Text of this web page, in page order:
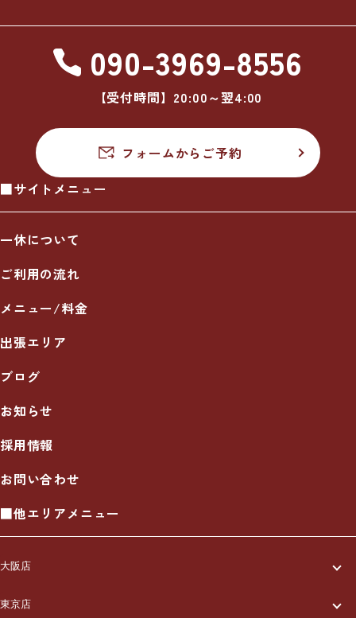
090-3969-8556
【受付時間】20:00～翌4:00
フォームからご予約
■サイトメニュー
一休について
ご利用の流れ
メニュー/料金
出張エリア
ブログ
お知らせ
採用情報
お問い合わせ
■他エリアメニュー
大阪店
一休について
東京店